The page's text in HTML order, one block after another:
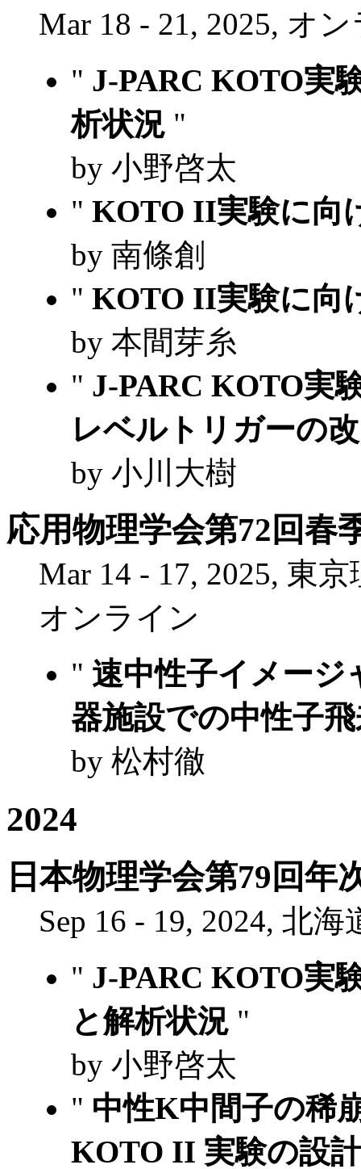
Mar 18 - 21, 2025, オ
" J-PARC KOTO実
析状況 "
by 小野啓太
" KOTO II実験に向
by 南條創
" KOTO II実験に向
by 本間芽糸
" J-PARC KOTO実
レベルトリガーの
by 小川大樹
応用物理学会第72回春
Mar 14 - 17, 2025, 東
オンライン
" 速中性子イメージ
器施設での中性子
by 松村徹
2024
日本物理学会第79回年
Sep 16 - 19, 2024, 北海
" J-PARC KOTO実
と解析状況 "
by 小野啓太
" 中性K中間子の稀
KOTO II 実験の設